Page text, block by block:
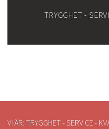
TRYGGHET -
VI ÄR: TRYGGHET - SERVICE -